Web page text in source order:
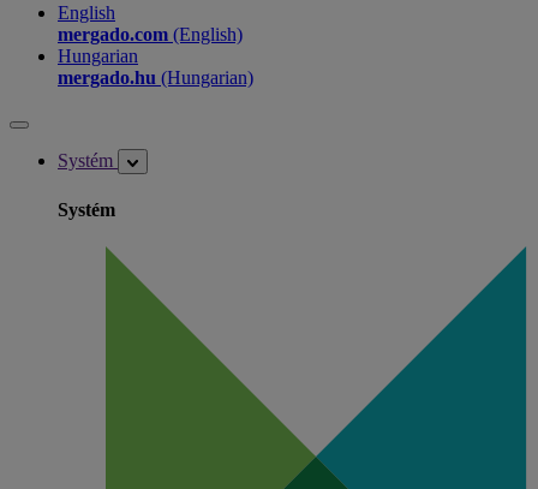
English
mergado.com (English)
Hungarian
mergado.hu (Hungarian)
Systém
Systém